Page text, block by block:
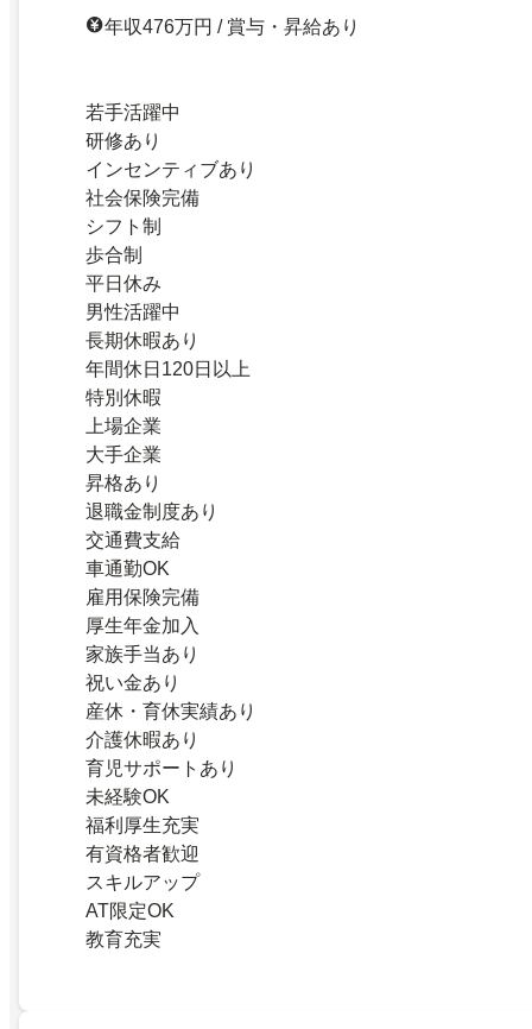
年収476万円 / 賞与・昇給あり
若手活躍中
研修あり
インセンティブあり
社会保険完備
シフト制
歩合制
平日休み
男性活躍中
長期休暇あり
年間休日120日以上
特別休暇
上場企業
大手企業
昇格あり
退職金制度あり
交通費支給
車通勤OK
雇用保険完備
厚生年金加入
家族手当あり
祝い金あり
産休・育休実績あり
介護休暇あり
育児サポートあり
未経験OK
福利厚生充実
有資格者歓迎
スキルアップ
AT限定OK
教育充実